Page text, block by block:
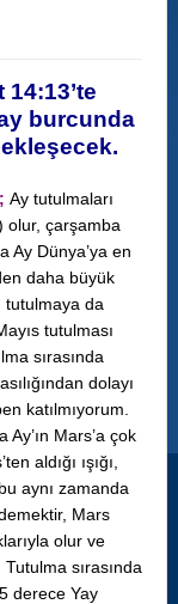
burcunda
Ay tutulmaları
olur, çarşamba
Ay Dünya’ya en
daha büyük
tutulmaya da
tutulması
sırasında
dolayı
katılmıyorum.
Ay’ın Mars’a çok
aldığı ışığı,
aynı zamanda
Mars
olur ve
sırasında
derece Yay